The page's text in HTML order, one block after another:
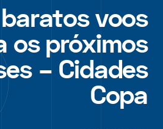
voos
os próximos
– Cidades
Copa